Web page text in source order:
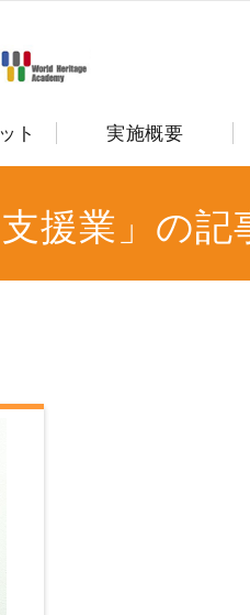
ト 実施概要
援業」の記